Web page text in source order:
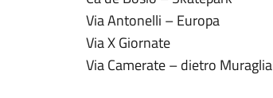
Via Antonelli – Europa
Via X Giornate
Via Camerate – dietro Muraglia